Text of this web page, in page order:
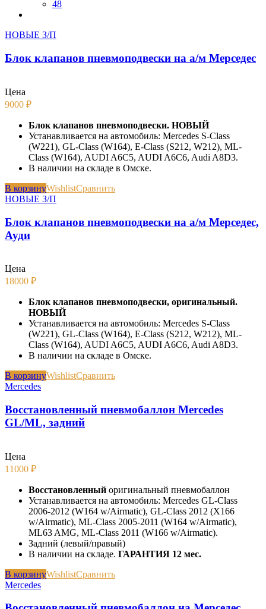
48
НОВЫЕ З/П
Блок клапанов пневмоподвески на а/м Мерседес
Цена
9000 ₽
Блок клапанов пневмоподвески. НОВЫЙ
Устанавливается на автомобиль: Mercedes S-Class
(W221), GL-Class (W164), E-Class (S212, W212), ML-
Class (W164), AUDI A6C5, AUDI A6C6, Audi A8D3.
В наличии на складе в Омске.
В корзинуWishlistСравнить
НОВЫЕ З/П
Блок клапанов пневмоподвески на а/м Мерседес,
Ауди
Цена
18000 ₽
Блок клапанов пневмоподвески, оригинальный.
НОВЫЙ
Устанавливается на автомобиль: Mercedes S-Class
(W221), GL-Class (W164), E-Class (S212, W212), ML-
Class (W164), AUDI A6C5, AUDI A6C6, Audi A8D3.
В наличии на складе в Омске.
В корзинуWishlistСравнить
Mercedes
Восстановленный пневмобаллон Mercedes
GL/ML, задний
Цена
11000 ₽
Восстановленный оригинальный пневмобаллон
Устанавливается на автомобиль: Mercedes GL-Class
2006-2012 (W164 w/Airmatic), GL-Class 2012 (X166
w/Airmatic), ML-Class 2005-2011 (W164 w/Airmatic),
ML63 AMG, ML-Class 2011 (W166 w/Airmatic).
Задний (левый/правый)
В наличии на складе. ГАРАНТИЯ 12 мес.
В корзинуWishlistСравнить
Mercedes